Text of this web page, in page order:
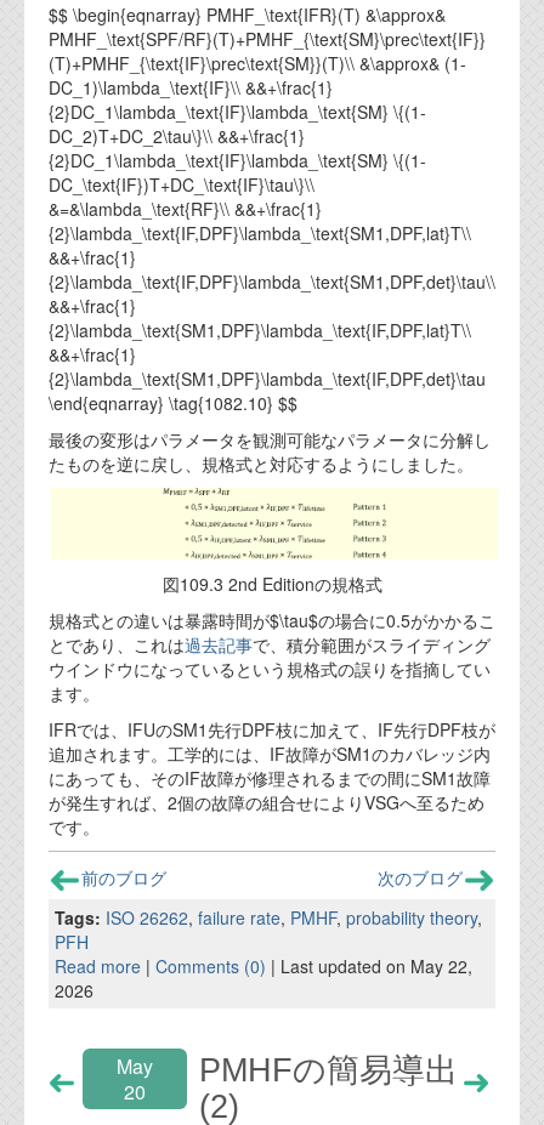
$$ \begin{eqnarray} PMHF_\text{IFR}(T) &\approx&
PMHF_\text{SPF/RF}(T)+PMHF_{\text{SM}\prec\text{IF}}
(T)+PMHF_{\text{IF}\prec\text{SM}}(T)\\ &\approx& (1-
DC_1)\lambda_\text{IF}\\ &&+\frac{1}
{2}DC_1\lambda_\text{IF}\lambda_\text{SM} \{(1-
DC_2)T+DC_2\tau\}\\ &&+\frac{1}
{2}DC_1\lambda_\text{IF}\lambda_\text{SM} \{(1-
DC_\text{IF})T+DC_\text{IF}\tau\}\\
&=&\lambda_\text{RF}\\ &&+\frac{1}
{2}\lambda_\text{IF,DPF}\lambda_\text{SM1,DPF,lat}T\\
&&+\frac{1}
{2}\lambda_\text{IF,DPF}\lambda_\text{SM1,DPF,det}\tau\\
&&+\frac{1}
{2}\lambda_\text{SM1,DPF}\lambda_\text{IF,DPF,lat}T\\
&&+\frac{1}
{2}\lambda_\text{SM1,DPF}\lambda_\text{IF,DPF,det}\tau
\end{eqnarray} \tag{1082.10} $$
最後の変形はパラメータを観測可能なパラメータに分解し
たものを逆に戻し、規格式と対応するようにしました。
図109.3 2nd Editionの規格式
規格式との違いは暴露時間が$\tau$の場合に0.5がかかるこ
とであり、これは過去記事で、積分範囲がスライディング
ウインドウになっているという規格式の誤りを指摘してい
ます。
IFRでは、IFUのSM1先行DPF枝に加えて、IF先行DPF枝が
追加されます。工学的には、IF故障がSM1のカバレッジ内
にあっても、そのIF故障が修理されるまでの間にSM1故障
が発生すれば、2個の故障の組合せによりVSGへ至るため
です。
前のブログ
次のブログ
Tags: ISO 26262, failure rate, PMHF, probability theory,
PFH
Read more | Comments (0) | Last updated on May 22,
2026
May
20
PMHFの簡易導出
(2)